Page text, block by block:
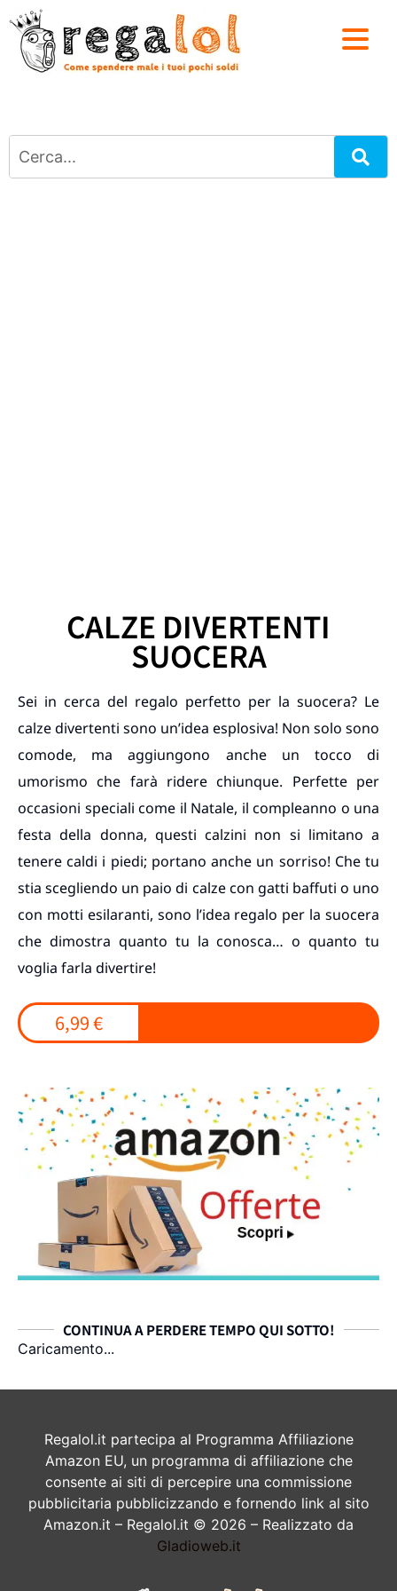
CALZE DIVERTENTI
SUOCERA
Sei in cerca del regalo perfetto per la suocera? Le
calze divertenti sono un’idea esplosiva! Non solo sono
comode, ma aggiungono anche un tocco di
umorismo che farà ridere chiunque. Perfette per
occasioni speciali come il Natale, il compleanno o una
festa della donna, questi calzini non si limitano a
tenere caldi i piedi; portano anche un sorriso! Che tu
stia scegliendo un paio di calze con gatti baffuti o uno
con motti esilaranti, sono l’idea regalo per la suocera
che dimostra quanto tu la conosca… o quanto tu
voglia farla divertire!
6,99 €
CONTINUA A PERDERE TEMPO QUI SOTTO!
Caricamento...
Regalol.it partecipa al Programma Affiliazione
Amazon EU, un programma di affiliazione che
consente ai siti di percepire una commissione
pubblicitaria pubblicizzando e fornendo link al sito
Amazon.it – Regalol.it © 2026 – Realizzato da
Gladioweb.it